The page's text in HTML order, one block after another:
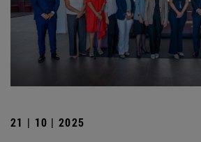
21 | 10 | 2025